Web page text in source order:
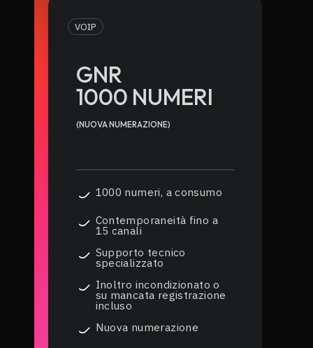
VOIP
GNR
1000 NUMERI
(NUOVA NUMERAZIONE)
1000 numeri, a consumo
Contemporaneità fino a
15 canali
Supporto tecnico
specializzato
Inoltro incondizionato o
su mancata registrazione
incluso
Nuova numerazione